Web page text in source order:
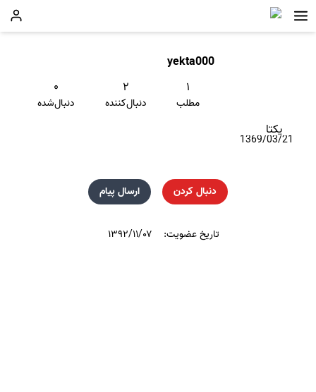
yekta000
۱
مطلب
۲
دنبال‌کننده
۰
دنبال‌شده
یکتا
1369/03/21
دنبال کردن ارسال پیام
تاریخ عضویت: ۱۳۹۲/۱۱/۰۷